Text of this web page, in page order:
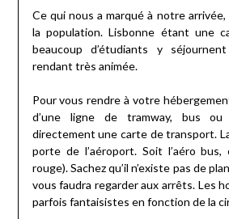
Ce qui nous a marqué à notre arrivée,
la population. Lisbonne étant une
beaucoup d’étudiants y
rendant très animée.
Pour vous rendre à votre
d’une ligne de tramway, bus
directement une carte de transport.
porte de l’aéroport. Soit l’aéro
rouge). Sachez qu’il n’existe pas de
vous faudra regarder aux arrêts. Les
parfois fantaisistes en fonction de la